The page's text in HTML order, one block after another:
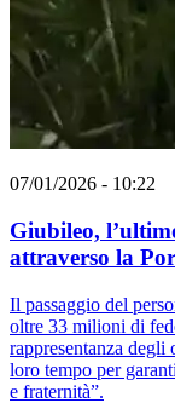
07/01/2026 - 10:22
Giubileo,
attraverso la
Il passaggio del
oltre 33 milioni di
rappresentanza degli
loro tempo per
e fraternità”.